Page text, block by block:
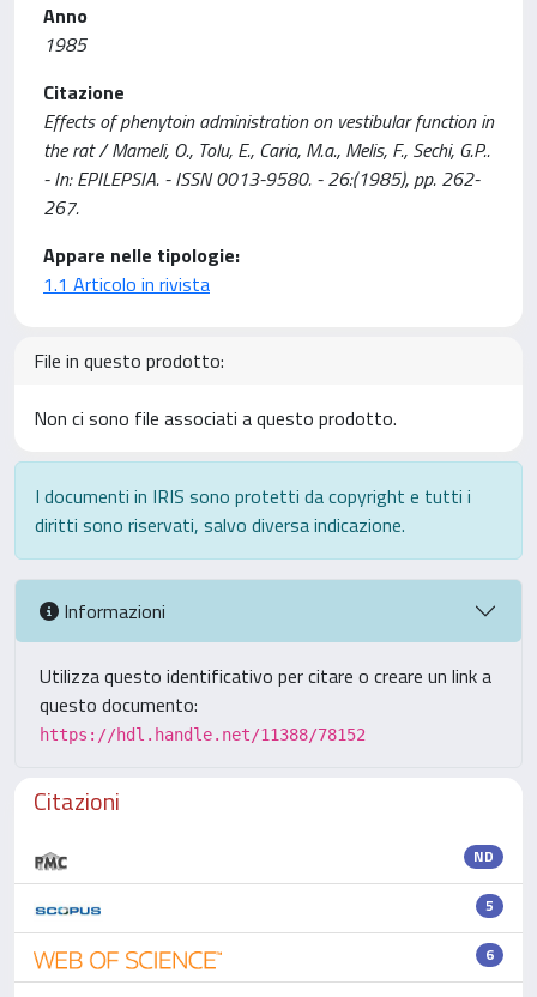
Anno
1985
Citazione
Effects of phenytoin administration on vestibular function in
the rat / Mameli, O., Tolu, E., Caria, M.a., Melis, F., Sechi, G.P..
- In: EPILEPSIA. - ISSN 0013-9580. - 26:(1985), pp. 262-
267.
Appare nelle tipologie:
1.1 Articolo in rivista
File in questo prodotto:
Non ci sono file associati a questo prodotto.
I documenti in IRIS sono protetti da copyright e tutti i
diritti sono riservati, salvo diversa indicazione.
Informazioni
Utilizza questo identificativo per citare o creare un link a
questo documento:
https://hdl.handle.net/11388/78152
Citazioni
ND
5
6